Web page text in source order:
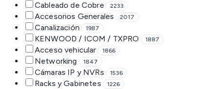
Cableado de Cobre 2233
Accesorios Generales 2017
Canalización 1987
KENWOOD / ICOM / TXPRO 1887
Acceso vehicular 1866
Networking 1847
Cámaras IP y NVRs 1536
Racks y Gabinetes 1226